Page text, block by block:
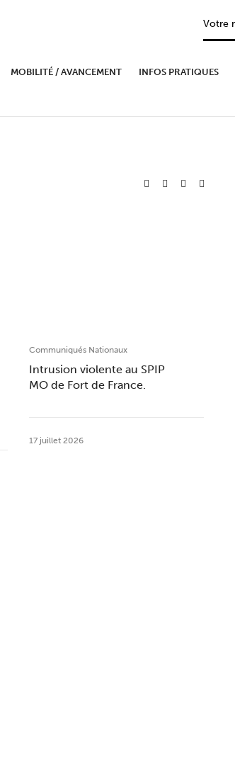
MOBILITÉ / AVANCEMENT INFOS PRATIQUES
Communiqués Nationaux
Intrusion violente au SPIP
MO de Fort de France.
17 juillet 2026